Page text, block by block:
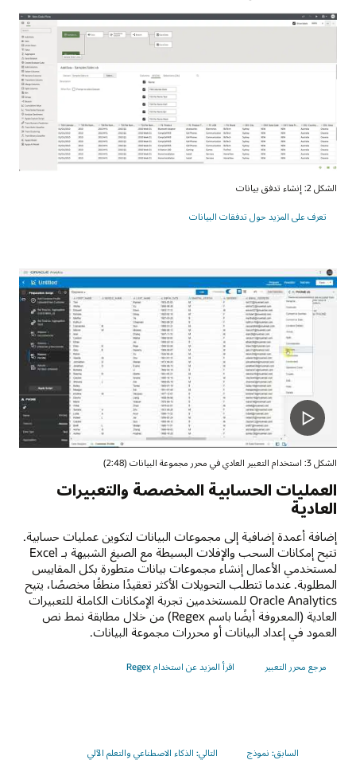
الشكل 2: إنشاء تدفق بيانات
تعرف على المزيد حول تدفقات البيانات
الشكل 3: استخدام التعبير العادي في محرر مجموعة البيانات (2:48)
العمليات الحسابية المخصصة والتعبيرات
العادية
إضافة أعمدة إضافية إلى مجموعات البيانات لتكوين عمليات حسابية.
تتيح إمكانات السحب والإفلات البسيطة مع الصيغ الشبيهة بـ Excel
لمستخدمي الأعمال إنشاء مجموعات بيانات متطورة بكل المقاييس
المطلوبة. عندما تتطلب التحويلات الأكثر تعقيدًا منطقًا مخصصًا، يتيح
Oracle Analytics للمستخدمين تجربة الإمكانات الكاملة للتعبيرات
العادية (المعروفة أيضًا باسم Regex) من خلال مطابقة نمط نص
العمود في إعداد البيانات أو محررات مجموعة البيانات.
مرجع محرر التعبير اقرأ المزيد عن استخدام Regex
السابق: نموذج التالي: الذكاء الاصطناعي والتعلم الآلي